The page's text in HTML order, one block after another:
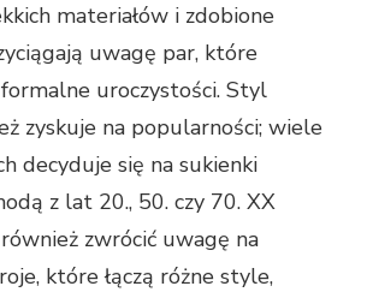
materiałów i zdobione
uwagę par, które
uroczystości. Styl
zyskuje na popularności; wiele
decyduje się na sukienki
z lat 20., 50. czy 70. XX
zwrócić uwagę na
które łączą różne style,